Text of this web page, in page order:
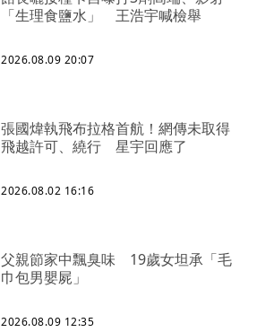
「生理食鹽水」 王浩宇喊檢舉
2026.08.09 20:07
張國煒執飛布拉格首航！網傳未取得
飛越許可、繞行 星宇回應了
2026.08.02 16:16
父親節家中飄臭味 19歲女坦承「毛
巾包男嬰屍」
2026.08.09 12:35